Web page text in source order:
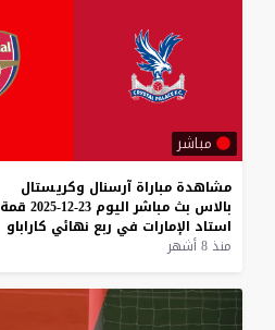
مباشر
مشاهدة مباراة آرسنال وكريستال
بالاس بث مباشر اليوم 23-12-2025
قمة
استاد الإمارات في ربع نهائي كاراباو
منذ 8 أشهر